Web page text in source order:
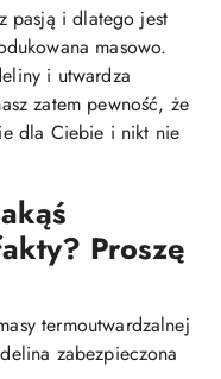
pasją i dlatego jest
masowo.
i utwardza
zatem pewność, że
dla Ciebie i nikt nie
Proszę
termoutwardzalnej
zabezpieczona